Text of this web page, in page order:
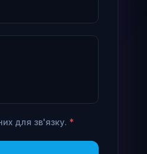
для зв'язку. *